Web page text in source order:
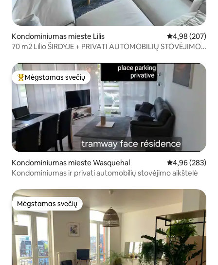
Kondominiumas mieste Lilis Vidutinis
4,98 (207)
70 m2 Lilio ŠIRDYJE + PRIVATI AUTOMOBILIŲ STOVĖJIMO
Svečių mėgstamiausias
Mėgstamas svečių
Kondominiumas mieste Wasquehal Vidutinis
4,96 (283)
Kondominiumas ir privati automobilių stovėjimo aikštelė
Mėgstamas svečių
Mėgstamas svečių